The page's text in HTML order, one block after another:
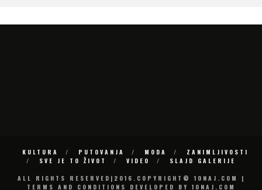
KULTURA PUTOVANJA MODA
ZANIMLJIVOSTI
SVE JE TO ŽIVOT
VIDEO
SLAJD GALERIJE
ALL RIGHTS RESERVED|2016.COPYRIGHT© 10NAJ.COM |
TERMS AND CONDITIONS DEVELOPED BY 10NAJ.COM